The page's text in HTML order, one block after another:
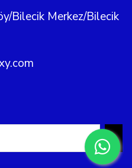
Bilecik Merkez/Bilecik